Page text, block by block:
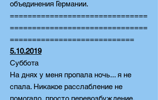
объединения Германии.
===============================
===============================
============================
5.10.2019
Суббота
На днях у меня пропала ночь... я не
спала. Никакое расслабление не
помогало, просто перевозбуждение.